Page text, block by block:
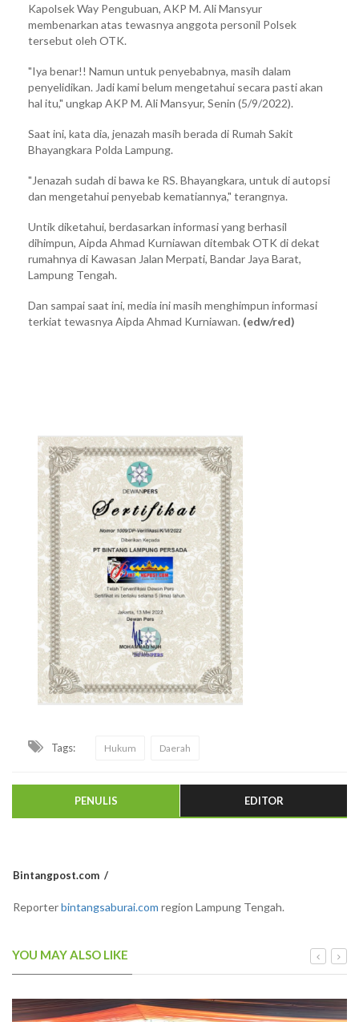
Kapolsek Way Pengubuan, AKP M. Ali Mansyur
membenarkan atas tewasnya anggota personil Polsek
tersebut oleh OTK.
"Iya benar!! Namun untuk penyebabnya, masih dalam
penyelidikan. Jadi kami belum mengetahui secara pasti akan
hal itu," ungkap AKP M. Ali Mansyur, Senin (5/9/2022).
Saat ini, kata dia, jenazah masih berada di Rumah Sakit
Bhayangkara Polda Lampung.
"Jenazah sudah di bawa ke RS. Bhayangkara, untuk di autopsi
dan mengetahui penyebab kematiannya," terangnya.
Untik diketahui, berdasarkan informasi yang berhasil
dihimpun, Aipda Ahmad Kurniawan ditembak OTK di dekat
rumahnya di Kawasan Jalan Merpati, Bandar Jaya Barat,
Lampung Tengah.
Dan sampai saat ini, media ini masih menghimpun informasi
terkiat tewasnya Aipda Ahmad Kurniawan. (edw/red)
Tags: Hukum Daerah
PENULIS EDITOR
Bintangpost.com
Reporterbintangsaburai.com region Lampung Tengah.
YOU MAY ALSO LIKE